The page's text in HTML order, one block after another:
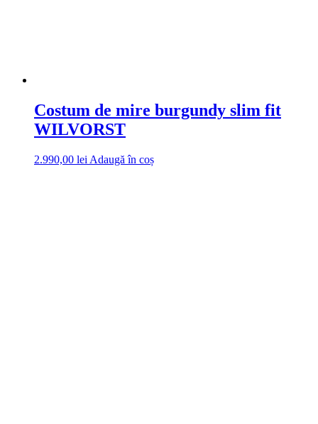
Costum de mire burgundy slim fit
WILVORST
2.990,00 lei Adaugă în coș